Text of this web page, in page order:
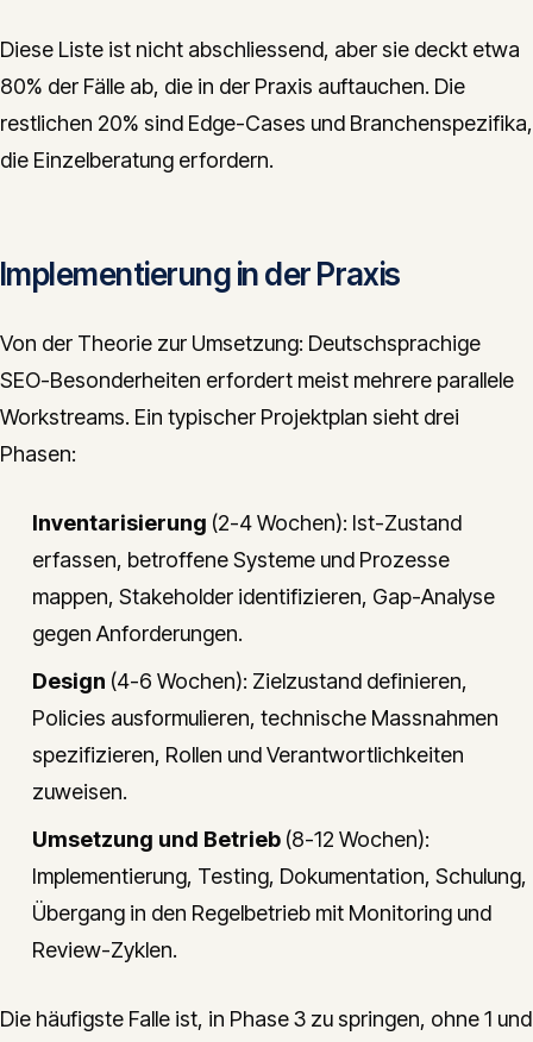
Diese Liste ist nicht abschliessend, aber sie deckt etwa
80% der Fälle ab, die in der Praxis auftauchen. Die
restlichen 20% sind Edge-Cases und Branchenspezifika,
die Einzelberatung erfordern.
Implementierung in der Praxis
Von der Theorie zur Umsetzung: Deutschsprachige
SEO-Besonderheiten erfordert meist mehrere parallele
Workstreams. Ein typischer Projektplan sieht drei
Phasen:
Inventarisierung (2-4 Wochen): Ist-Zustand
erfassen, betroffene Systeme und Prozesse
mappen, Stakeholder identifizieren, Gap-Analyse
gegen Anforderungen.
Design (4-6 Wochen): Zielzustand definieren,
Policies ausformulieren, technische Massnahmen
spezifizieren, Rollen und Verantwortlichkeiten
zuweisen.
Umsetzung und Betrieb (8-12 Wochen):
Implementierung, Testing, Dokumentation, Schulung,
Übergang in den Regelbetrieb mit Monitoring und
Review-Zyklen.
Die häufigste Falle ist, in Phase 3 zu springen, ohne 1 und